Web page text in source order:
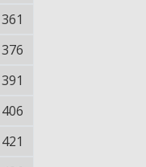
361
376
391
406
421